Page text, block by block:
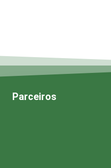
Parceiros